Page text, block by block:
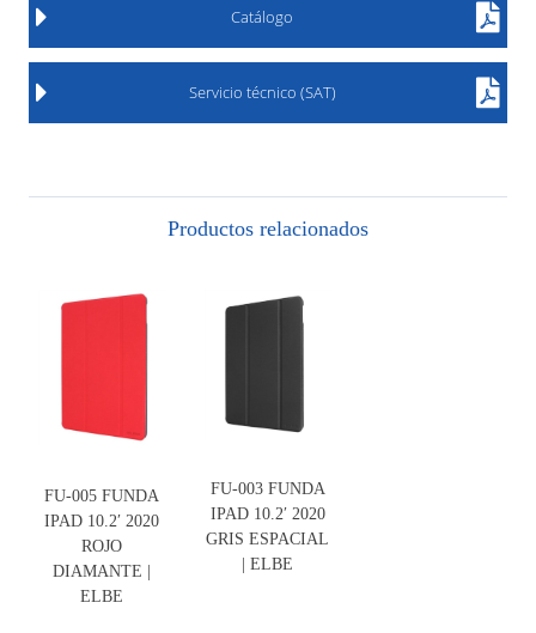
Catálogo
Servicio técnico (SAT)
Productos relacionados
FU-005 FUNDA
IPAD 10.2′ 2020
ROJO
DIAMANTE |
ELBE
FU-003 FUNDA
IPAD 10.2′ 2020
GRIS ESPACIAL
| ELBE